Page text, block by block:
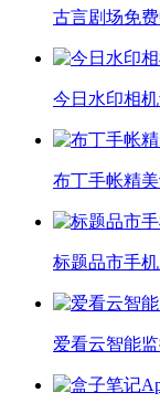
古言剧场免
今日水印相机
布丁手帐精
标题品市手
爱看云智能